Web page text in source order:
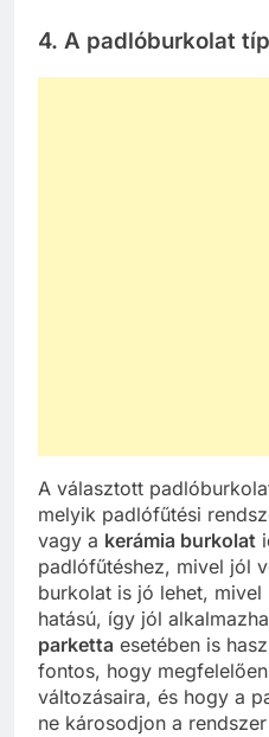
4. A padlóburkolat
A választott
melyik padlófűtési
vagy a kerámia burkolat
padlófűtéshez, mivel jól
burkolat is jó lehet, mivel
hatású, így jól
parketta esetében is
fontos, hogy
változásaira, és hogy a
ne károsodjon a